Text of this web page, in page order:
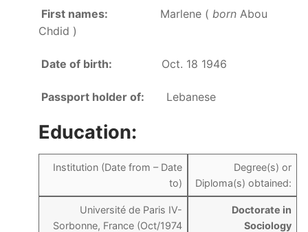
First names: Marlene ( born Abou
Chdid )
Date of birth: Oct. 18 1946
Passport holder of: Lebanese
Education:
Institution (Date from – Date
to)
Degree(s) or
Diploma(s) obtained:
Université de Paris IV-
Sorbonne, France (Oct/1974
Doctorate in
Sociology